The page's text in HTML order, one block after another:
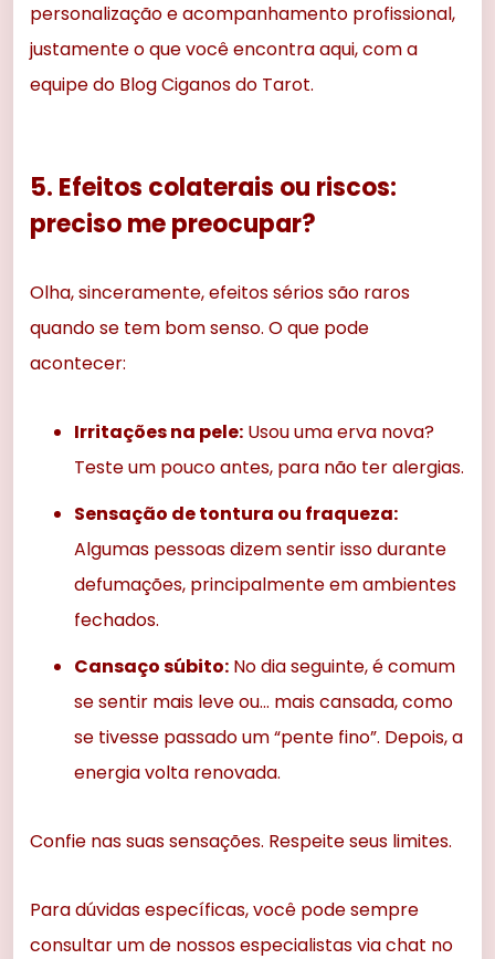
personalização e acompanhamento profissional,
justamente o que você encontra aqui, com a
equipe do Blog Ciganos do Tarot.
5. Efeitos colaterais ou riscos:
preciso me preocupar?
Olha, sinceramente, efeitos sérios são raros
quando se tem bom senso. O que pode
acontecer:
Irritações na pele: Usou uma erva nova?
Teste um pouco antes, para não ter alergias.
Sensação de tontura ou fraqueza:
Algumas pessoas dizem sentir isso durante
defumações, principalmente em ambientes
fechados.
Cansaço súbito: No dia seguinte, é comum
se sentir mais leve ou… mais cansada, como
se tivesse passado um “pente fino”. Depois, a
energia volta renovada.
Confie nas suas sensações. Respeite seus limites.
Para dúvidas específicas, você pode sempre
consultar um de nossos especialistas via chat no